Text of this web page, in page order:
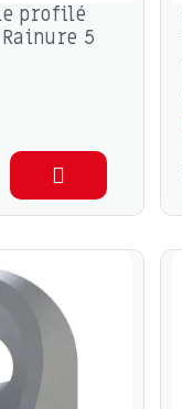
profilé
5